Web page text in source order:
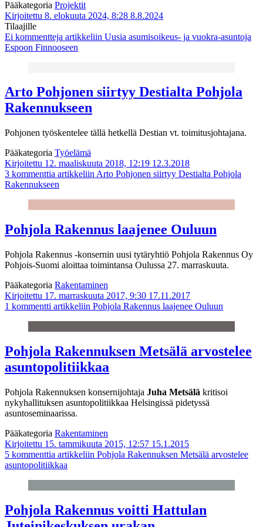
Pääkategoria Projektit
Kirjoitettu 8. elokuuta 2024, 8:28 8.8.2024
Tilaajille
Ei kommentteja artikkeliin Uusia asumisoikeus- ja vuokra-asuntoja
Espoon Finnooseen
Arto Pohjonen siirtyy Destialta Pohjola
Rakennukseen
Pohjonen työskentelee tällä hetkellä Destian vt. toimitusjohtajana.
Pääkategoria Työelämä
Kirjoitettu 12. maaliskuuta 2018, 12:19 12.3.2018
3 kommenttia artikkeliin Arto Pohjonen siirtyy Destialta Pohjola
Rakennukseen
Pohjola Rakennus laajenee Ouluun
Pohjola Rakennus -konsernin uusi tytäryhtiö Pohjola Rakennus Oy
Pohjois-Suomi aloittaa toimintansa Oulussa 27. marraskuuta.
Pääkategoria Rakentaminen
Kirjoitettu 17. marraskuuta 2017, 9:30 17.11.2017
1 kommentti artikkeliin Pohjola Rakennus laajenee Ouluun
Pohjola Rakennuksen Metsälä arvostelee
asuntopolitiikkaa
Pohjola Rakennuksen konsernijohtaja Juha Metsälä kritisoi
nykyhallituksen asuntopolitiikkaa Helsingissä pidetyssä
asuntoseminaarissa.
Pääkategoria Rakentaminen
Kirjoitettu 15. tammikuuta 2015, 12:57 15.1.2015
5 kommenttia artikkeliin Pohjola Rakennuksen Metsälä arvostelee
asuntopolitiikkaa
Pohjola Rakennus voitti Hattulan